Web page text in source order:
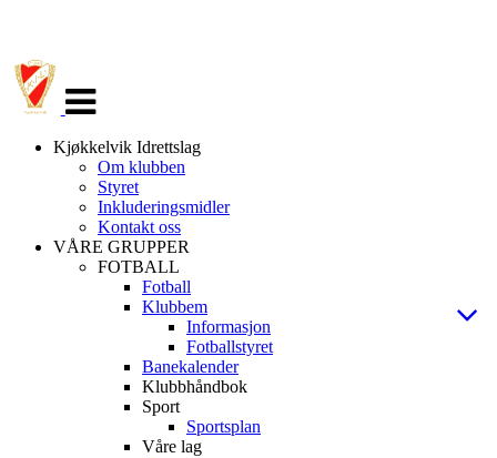
navigasjon
Kjøkkelvik Idrettslag
Om klubben
Styret
Inkluderingsmidler
Kontakt oss
VÅRE GRUPPER
FOTBALL
Fotball
Klubbem
Informasjon
Fotballstyret
Banekalender
Klubbhåndbok
Sport
Sportsplan
Våre lag